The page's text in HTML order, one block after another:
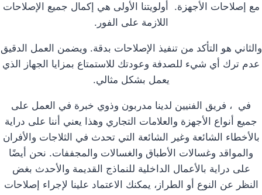
مع إصلاحات الأجهزة. أولويتنا الأولى هي إكمال جميع الإصلاحات
اللازمة على الفور.
والثاني هو التأكد من تنفيذ الإصلاحات بدقة. ويضمن العمل الدقيق
عدم ترك أي شيء للصدفة وعودتك للاستمتاع بمزايا الجهاز الذي
يعمل بشكل مثالي.
في ، فريق الفنيين لدينا مدربون وذوي خبرة في العمل على
جميع أنواع الأجهزة والعلامات التجاري وهذا يعني أننا على دراية
بالأخطاء الشائعة وغير الشائعة التي تحدث في الثلاجات والأفران
والمواقد وغسالات الأطباق والغسالات والمجففات. نحن أيضًا
على دراية بالأعمال الداخلية للنماذج القديمة والأحدث بغض
النظر عن النوع أو الطراز، يمكنك الاعتماد علينا لإجراء إصلاحات